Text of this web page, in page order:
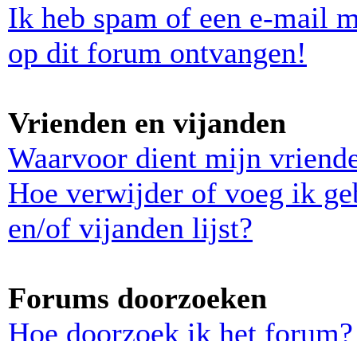
Ik heb spam of een e-mail
op dit forum ontvangen!
Vrienden en vijanden
Waarvoor dient mijn
Hoe verwijder of voeg ik
en/of vijanden lijst?
Forums doorzoeken
Hoe doorzoek ik het forum?